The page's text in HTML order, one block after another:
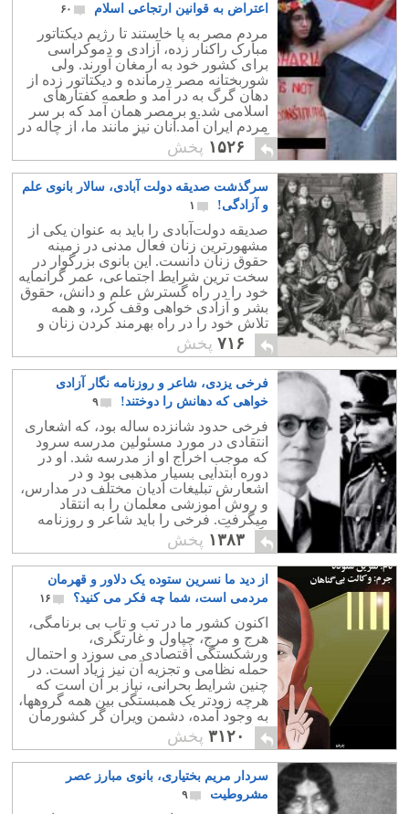
اعتراض به قوانین ارتجاعی اسلام
۶۰
مردم مصر به پا خاستند تا رژیم دیکتاتور
مبارک راکنار زده، آزادی و دموکراسی
برای کشور خود به ارمغان آورند. ولی
شوربختانه مصر درمانده و دیکتاتور زده از
دهان گرگ به در آمد و طعمه کفتارهای
اسلامی شد.و برمصر همان آمد که بر سر
مردم ایران آمد.آنان نیز مانند ما، از چاله در
آمده به درون چاه سرنگون شدند.
۱۵۲۶ پخش
سرگذشت صدیقه دولت آبادی، سالار بانوی علم
و آزادگی!
۱
صدیقه دولت‌آبادی را باید به عنوان یکی از
مشهورترین زنان فعال مدنی در زمینه
حقوق زنان دانست. این بانوی بزرگوار در
سخت ترین شرایط اجتماعی، عمر گرانمایه
خود را در راه گسترش علم و دانش، حقوق
بشر و آزادی خواهی وقف کرد، و همه
تلاش خود را در راه بهرمند کردن زنان و
دختران محروم از علم و دانش به کار
گرفت!.
۷۱۶ پخش
فرخی یزدی، شاعر و روزنامه نگار آزادی
خواهی که دهانش را دوختند!
۹
فرخی حدود شانزده ساله بود، که اشعاری
انتقادی در مورد مسئولین مدرسه سرود
که موجب اخراج او از مدرسه شد. او در
دوره ابتدایی بسیار مذهبی بود و در
اشعارش تبلیغات ادیان مختلف در مدارس،
و روش آموزشی معلمان را به انتقاد
میگرفت. فرخی را باید شاعر و روزنامه‌
نگاری آزادی‌خواه و دموکرات دوران
مشروطیت دانست.
۱۳۸۳ پخش
از دید ما نسرین ستوده یک دلاور و قهرمان
مردمی است، شما چه فکر می کنید؟
۱۶
اکنون کشور ما در تب و تاب بی برنامگی،
هرج و مرج، چپاول و غارتگری،
ورشکستگی اقتصادی می سوزد و احتمال
حمله نظامی و تجزیه آن نیز زیاد است. در
چنین شرایط بحرانی، نیاز بر آن است که
هرچه زودتر یک همبستگی بین همه گروهها،
به وجود آمده، دشمن ویران گر کشورمان
را از خانه و کاشانه خود بیرون برانیم.
۳۱۲۰ پخش
سردار مریم بختیاری، بانوی مبارز عصر
مشروطیت
۹